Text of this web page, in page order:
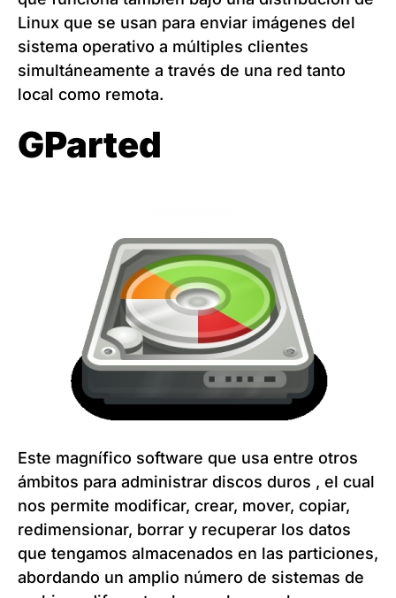
Linux que se usan para enviar imágenes del
sistema operativo a múltiples clientes
simultáneamente a través de una red tanto
local como remota.
GParted
Este magnífico software que usa entre otros
ámbitos para administrar discos duros , el cual
nos permite modificar, crear, mover, copiar,
redimensionar, borrar y recuperar los datos
que tengamos almacenados en las particiones,
abordando un amplio número de sistemas de